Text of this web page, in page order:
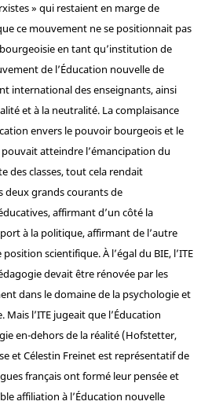
» qui restaient en marge de
ce mouvement ne se positionnait pas
en tant qu’institution de
de l’Éducation nouvelle de
international des enseignants, ainsi
et à la neutralité. La complaisance
envers le pouvoir bourgeois et le
atteindre l’émancipation du
des classes, tout cela rendait
deux grands courants de
affirmant d’un côté la
à la politique, affirmant de l’autre
scientifique. À l’égal du BIE, l’ITE
devait être rénovée par les
dans le domaine de la psychologie et
l’ITE jugeait que l’Éducation
en-dehors de la réalité (Hofstetter,
et Célestin Freinet est représentatif de
français ont formé leur pensée et
affiliation à l’Éducation nouvelle